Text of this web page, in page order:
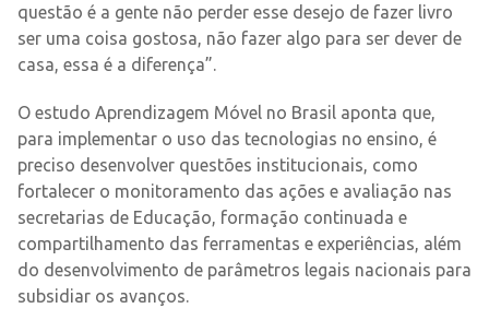
questão é a gente não perder esse desejo de fazer livro
ser uma coisa gostosa, não fazer algo para ser dever de
casa, essa é a diferença”.
O estudo Aprendizagem Móvel no Brasil aponta que,
para implementar o uso das tecnologias no ensino, é
preciso desenvolver questões institucionais, como
fortalecer o monitoramento das ações e avaliação nas
secretarias de Educação, formação continuada e
compartilhamento das ferramentas e experiências, além
do desenvolvimento de parâmetros legais nacionais para
subsidiar os avanços.